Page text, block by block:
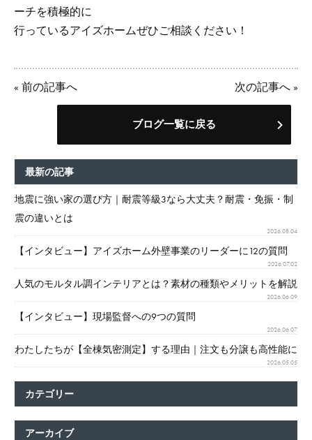
ーチを積極的に
行っているアイズホームぜひご相談ください！
« 前の記事へ 次の記事へ »
ブログ一覧に戻る
最新の記事
地震に強い家の選び方｜耐震等級3なら大丈夫？耐震・免振・制
震の違いとは
2026.08.04
【インタビュー】アイズホーム外壁事業のリーダーに12の質問
2026.07.02
人気のモルタル調インテリアとは？素材の種類やメリットを解説
2026.06.09
【インタビュー】現場監督への9つの質問
2026.06.07
わたしたちが【全棟気密測定】する理由｜注文も分譲も高性能に
2026.05.05
カテゴリー
アーカイブ